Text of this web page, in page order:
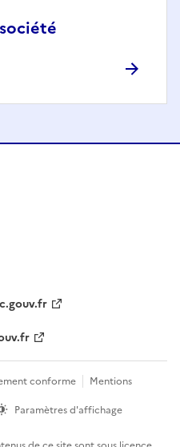
conforme
Mentions
Paramètres d'affichage